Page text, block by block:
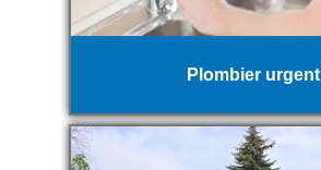
Plombier urgent